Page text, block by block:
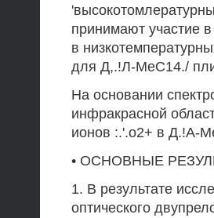
принимают участие
в
для Д,.!Л-МеС14./ пли
На основании
инфракрасной
ионов :.'.о2+ в Д.!А-
• ОСНОВНЫЕ
1. В результате
оптического